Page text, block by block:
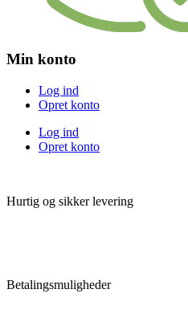
Min konto
Log ind
Opret konto
Log ind
Opret konto
Hurtig og sikker levering
Betalingsmuligheder